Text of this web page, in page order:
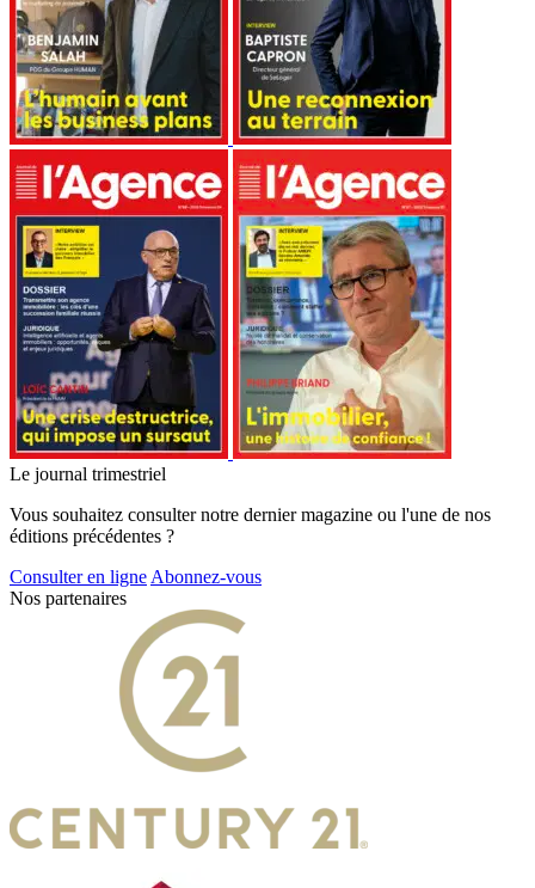
Le journal trimestriel
Vous souhaitez consulter notre dernier magazine ou l'une de nos
éditions précédentes ?
Consulter en ligne Abonnez-vous
Nos partenaires